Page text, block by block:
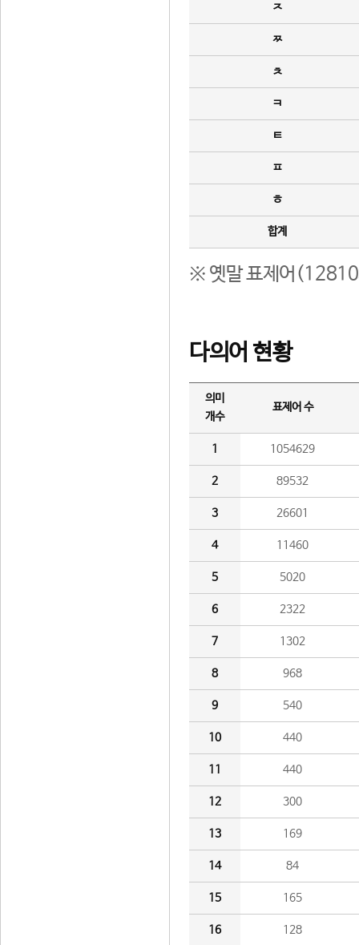
ㅈ
ㅉ
ㅊ
ㅋ
ㅌ
ㅍ
ㅎ
합계
※ 옛말 표제어(12810
다의어 현황
의미
개수
표제어 수
1 1054629
2 89532
3 26601
4 11460
5 5020
6 2322
7 1302
8 968
9 540
10 440
11 440
12 300
13 169
14 84
15 165
16 128